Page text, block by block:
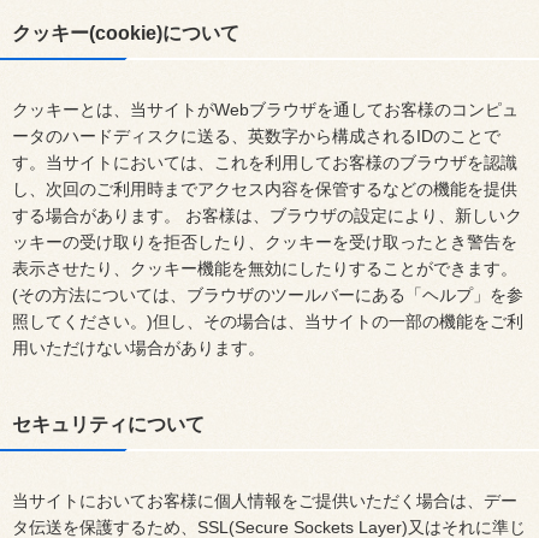
クッキー(cookie)について
クッキーとは、当サイトがWebブラウザを通してお客様のコンピュ
ータのハードディスクに送る、英数字から構成されるIDのことで
す。当サイトにおいては、これを利用してお客様のブラウザを認識
し、次回のご利用時までアクセス内容を保管するなどの機能を提供
する場合があります。 お客様は、ブラウザの設定により、新しいク
ッキーの受け取りを拒否したり、クッキーを受け取ったとき警告を
表示させたり、クッキー機能を無効にしたりすることができます。
(その方法については、ブラウザのツールバーにある「ヘルプ」を参
照してください。)但し、その場合は、当サイトの一部の機能をご利
用いただけない場合があります。
セキュリティについて
当サイトにおいてお客様に個人情報をご提供いただく場合は、デー
タ伝送を保護するため、SSL(Secure Sockets Layer)又はそれに準じ